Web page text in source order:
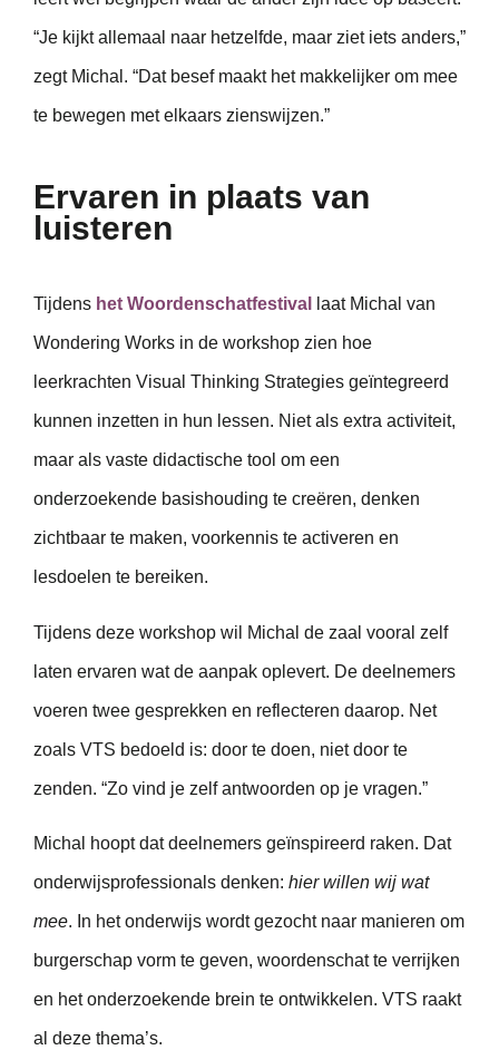
“Je kijkt allemaal naar hetzelfde, maar ziet iets anders,”
zegt Michal. “Dat besef maakt het makkelijker om mee
te bewegen met elkaars zienswijzen.”
Ervaren in plaats van
luisteren
Tijdens het Woordenschatfestival laat Michal van
Wondering Works in de workshop zien hoe
leerkrachten Visual Thinking Strategies geïntegreerd
kunnen inzetten in hun lessen. Niet als extra activiteit,
maar als vaste didactische tool om een
onderzoekende basishouding te creëren, denken
zichtbaar te maken, voorkennis te activeren en
lesdoelen te bereiken.
Tijdens deze workshop wil Michal de zaal vooral zelf
laten ervaren wat de aanpak oplevert. De deelnemers
voeren twee gesprekken en reflecteren daarop. Net
zoals VTS bedoeld is: door te doen, niet door te
zenden. “Zo vind je zelf antwoorden op je vragen.”
Michal hoopt dat deelnemers geïnspireerd raken. Dat
onderwijsprofessionals denken: hier willen wij wat
mee. In het onderwijs wordt gezocht naar manieren om
burgerschap vorm te geven, woordenschat te verrijken
en het onderzoekende brein te ontwikkelen. VTS raakt
al deze thema’s.